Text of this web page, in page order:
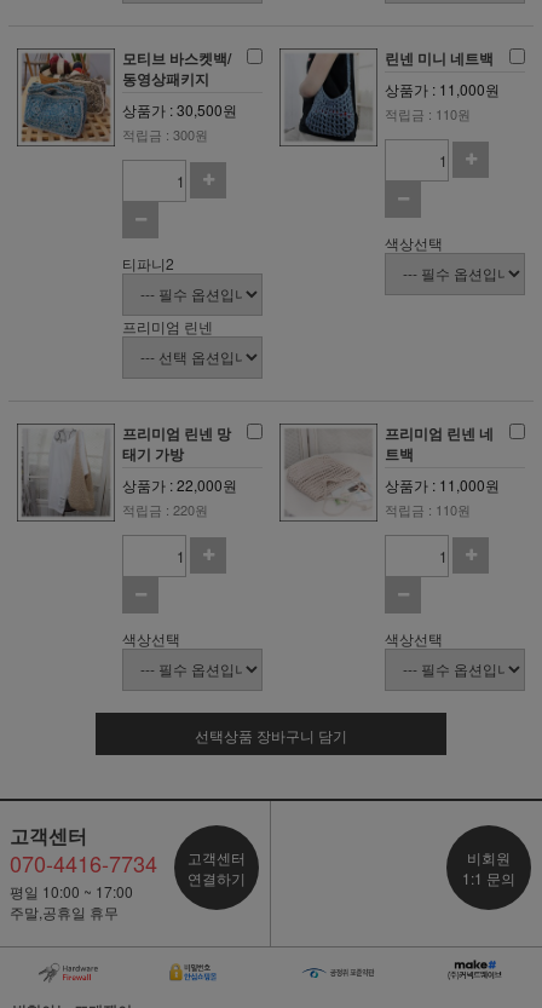
모티브 바스켓백/
동영상패키지
상품가 : 30,500원
적립금 : 300원
티파니2
프리미엄 린넨
린넨 미니 네트백
상품가 : 11,000원
적립금 : 110원
색상선택
프리미엄 린넨 망
태기 가방
상품가 : 22,000원
적립금 : 220원
색상선택
프리미엄 린넨 네
트백
상품가 : 11,000원
적립금 : 110원
색상선택
선택상품 장바구니 담기
고객센터
070-4416-7734
평일 10:00 ~ 17:00
주말,공휴일 휴무
고객센터
연결하기
비회원
1:1 문의